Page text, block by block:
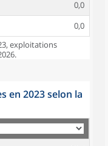
0,0
0,0
exploitations
en 2023 selon la